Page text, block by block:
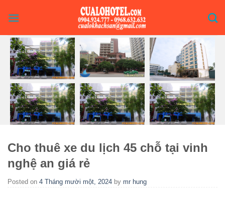
Cho thuê xe du lịch 45 chỗ tại vinh
nghệ an giá rẻ
Posted on 4 Tháng mười một, 2024 by mr hung